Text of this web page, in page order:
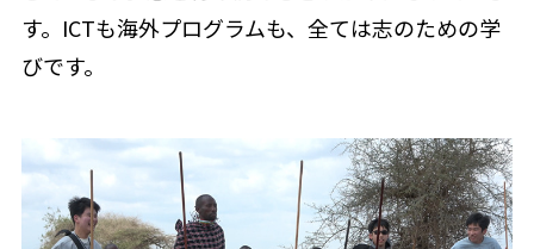
す。ICTも海外プログラムも、全ては志のための学
びです。